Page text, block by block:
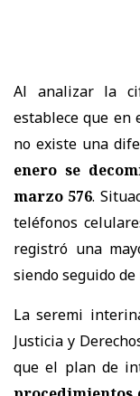
Al analizar la
establece que en
no existe una
enero se
marzo 576.
teléfonos
registró una
siendo seguido de
La seremi
Justicia y
que el plan de